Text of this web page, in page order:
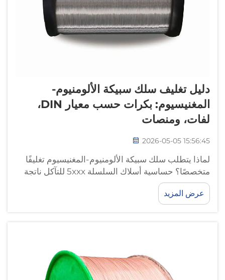
دليل تغليف سلك سبيكة الألومنيوم-
المغنيسيوم: بكرات حسب معيار DIN،
لفات، ومنصات
2026-05-05 15:56:45
لماذا يتطلب سلك سبيكة الألومنيوم-المغنيسيوم تغليفًا
متخصصًا؟ حساسية أسلاك السلسلة 5xxx للتآكل ناتجة
عن محتواها من المغنيسيوم. إن سلك سبيكة الألومنيوم-
على ٣–٥٪ مغنيسيوم — يكون عرضة بشكل خاص
عرض المزيد